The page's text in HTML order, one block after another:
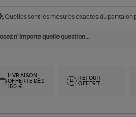
Quelles sont les mesures exactes du pantalon
LIVRAISON
OFFERTE DÈS
150 €
RETOUR
OFFERT